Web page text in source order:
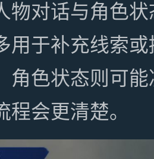
物对话与角色
用于补充线索
角色状态则可
程会更清楚。